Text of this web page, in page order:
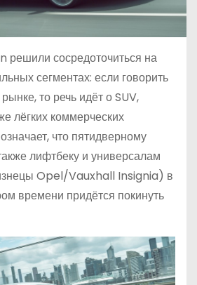
решили сосредоточиться на
сегментах: если говорить
то речь идёт о SUV,
лёгких коммерческих
что пятидверному
лифтбеку и универсалам
Opel/Vauxhall Insignia) в
времени придётся покинуть